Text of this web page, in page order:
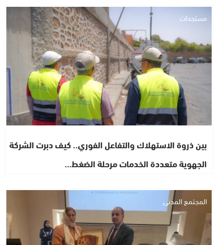
مستجدات
بين ذروة الاستهلاك والتفاعل الفوري.. كيف دبرت الشركة
الجهوية متعددة الخدمات مرحلة الضغط…
المجتمع المدني